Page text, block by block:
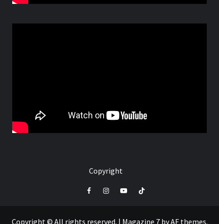
Copyright
FacebookInstagramYoutube
Tik
Copyright © All rights reserved. | Magazine 7by AF themes.